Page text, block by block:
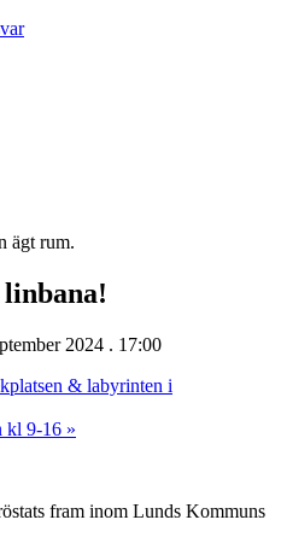
ägt rum.
linbana!
2024 . 17:00
& labyrinten i
kl 9-16 »
fram inom Lunds Kommuns